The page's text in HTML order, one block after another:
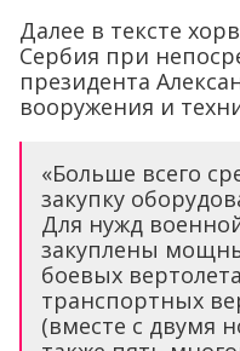
Далее в тексте
Сербия при
президента
вооружения и
«Больше всего
закупку
Для нужд
закуплены
боевых
транспортных
(вместе с двумя